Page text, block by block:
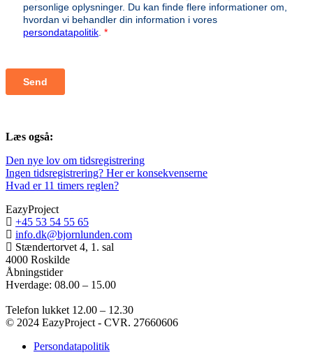
Læs også:
Den nye lov om tidsregistrering
Ingen tidsregistrering? Her er konsekvenserne
Hvad er 11 timers reglen?
EazyProject
+45 53 54 55 65
info.dk@bjornlunden.com
Stændertorvet 4, 1. sal
4000 Roskilde
Åbningstider
Hverdage: 08.00 – 15.00
Telefon lukket 12.00 – 12.30
© 2024 EazyProject - CVR. 27660606
Persondatapolitik